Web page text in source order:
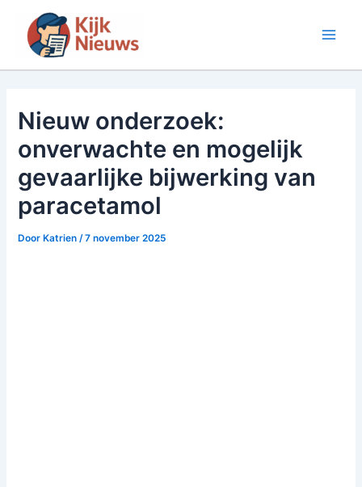
inhoud
Nieuw onderzoek:
onverwachte en mogelijk
gevaarlijke bijwerking van
paracetamol
Door Katrien/7 november 2025